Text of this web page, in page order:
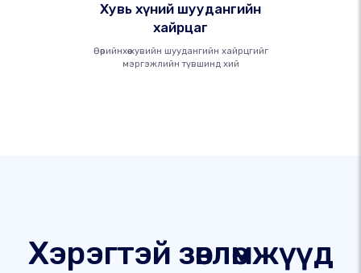
Хувь хүний ​​шуудангийн
хайрцаг
Өөрийнхөө хувийн шуудангийн хайрцгийг
мэргэжлийн түвшинд хий
Хэрэгтэй зөвлөмжүүд